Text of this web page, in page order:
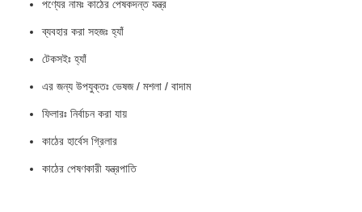
পণ্যের নামঃ কাঠের পেষকদন্ত যন্ত্র
ব্যবহার করা সহজঃ হ্যাঁ
টেকসইঃ হ্যাঁ
এর জন্য উপযুক্তঃ ভেষজ / মশলা / বাদাম
ফিলারঃ নির্বাচন করা যায়
কাঠের হার্বেস গ্রিলার
কাঠের পেষণকারী যন্ত্রপাতি